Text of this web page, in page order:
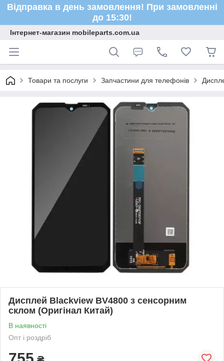
Відправка в день замовлення! При замовленні
до 15:30!
Інтернет-магазин mobileparts.com.ua
Товари та послуги Запчастини для телефонів
Дисплей Blackview BV4800 з сенсорним
склом (Оригінал Китай)
В наявності
Опт і роздріб